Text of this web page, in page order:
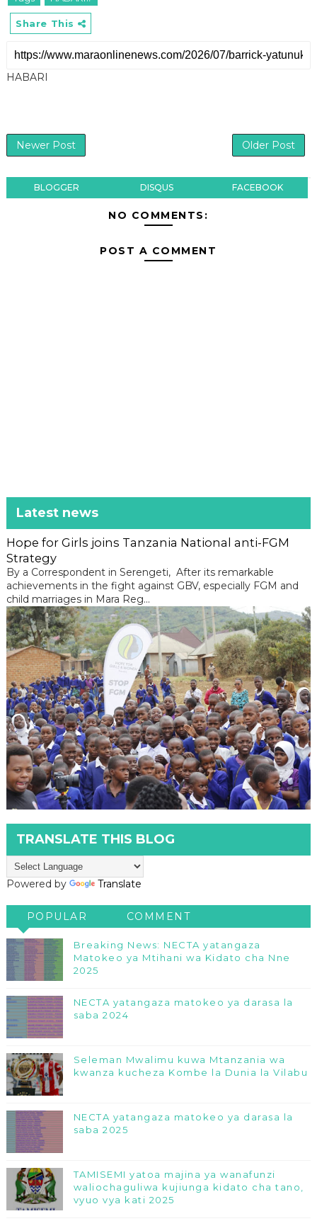
Share This
HABARI
Newer Post Older Post
BLOGGER DISQUS FACEBOOK
NO COMMENTS:
POST A COMMENT
Latest news
Hope for Girls joins Tanzania National anti-FGM
Strategy
By a Correspondent in Serengeti, After its remarkable
achievements in the fight against GBV, especially FGM and
child marriages in Mara Reg...
TRANSLATE THIS BLOG
Powered by Translate
POPULAR COMMENT
Breaking News: NECTA yatangaza
Matokeo ya Mtihani wa Kidato cha Nne
2025
NECTA yatangaza matokeo ya darasa la
saba 2024
Seleman Mwalimu kuwa Mtanzania wa
kwanza kucheza Kombe la Dunia la Vilabu
NECTA yatangaza matokeo ya darasa la
saba 2025
TAMISEMI yatoa majina ya wanafunzi
waliochaguliwa kujiunga kidato cha tano,
vyuo vya kati 2025